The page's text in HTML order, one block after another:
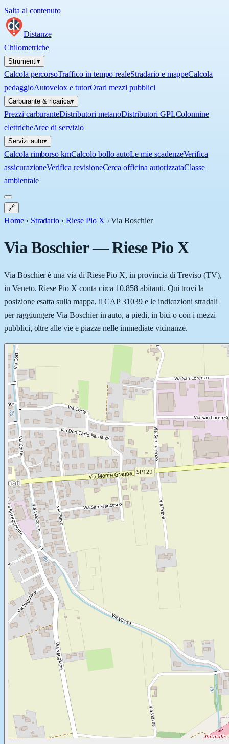
Salta al contenuto
Distanze
Chilometriche
Strumenti▾
Calcola percorsoTraffico in tempo realeStradario e mappeCalcola
pedaggioAutovelox e tutorOrari mezzi pubblici
Carburante & ricarica▾
Prezzi carburanteDistributori metanoDistributori GPLColonnine
elettricheAree di servizio
Servizi auto▾
Calcola rimborso kmCalcolo bollo autoLe mie scadenzeVerifica
assicurazioneVerifica revisioneCerca officina autorizzataClasse
ambientale
🔗
Home › Stradario › Riese Pio X ›Via Boschier
Via Boschier—Riese Pio X
Via Boschier è una via di Riese Pio X, in provincia di Treviso (TV),
in Veneto. Riese Pio X conta circa 10.858 abitanti. Qui trovi la
posizione esatta sulla mappa, il CAP 31039 e le indicazioni stradali
per raggiungere Via Boschier in auto, a piedi, in bici o con i mezzi
pubblici, oltre alle vie e piazze nelle immediate vicinanze.